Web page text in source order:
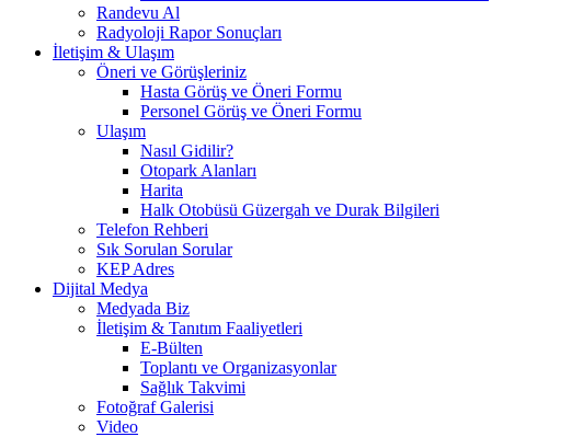
Randevu Al
Radyoloji Rapor Sonuçları
İletişim & Ulaşım
Öneri ve Görüşleriniz
Hasta Görüş ve Öneri Formu
Personel Görüş ve Öneri Formu
Ulaşım
Nasıl Gidilir?
Otopark Alanları
Harita
Halk Otobüsü Güzergah ve Durak Bilgileri
Telefon Rehberi
Sık Sorulan Sorular
KEP Adres
Dijital Medya
Medyada Biz
İletişim & Tanıtım Faaliyetleri
E-Bülten
Toplantı ve Organizasyonlar
Sağlık Takvimi
Fotoğraf Galerisi
Video